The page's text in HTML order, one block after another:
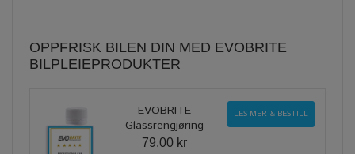
OPPFRISK BILEN DIN MED EVOBRITE
BILPLEIEPRODUKTER
EVOBRITE
Glassrengjøring
79.00 kr
LES MER & BESTILL